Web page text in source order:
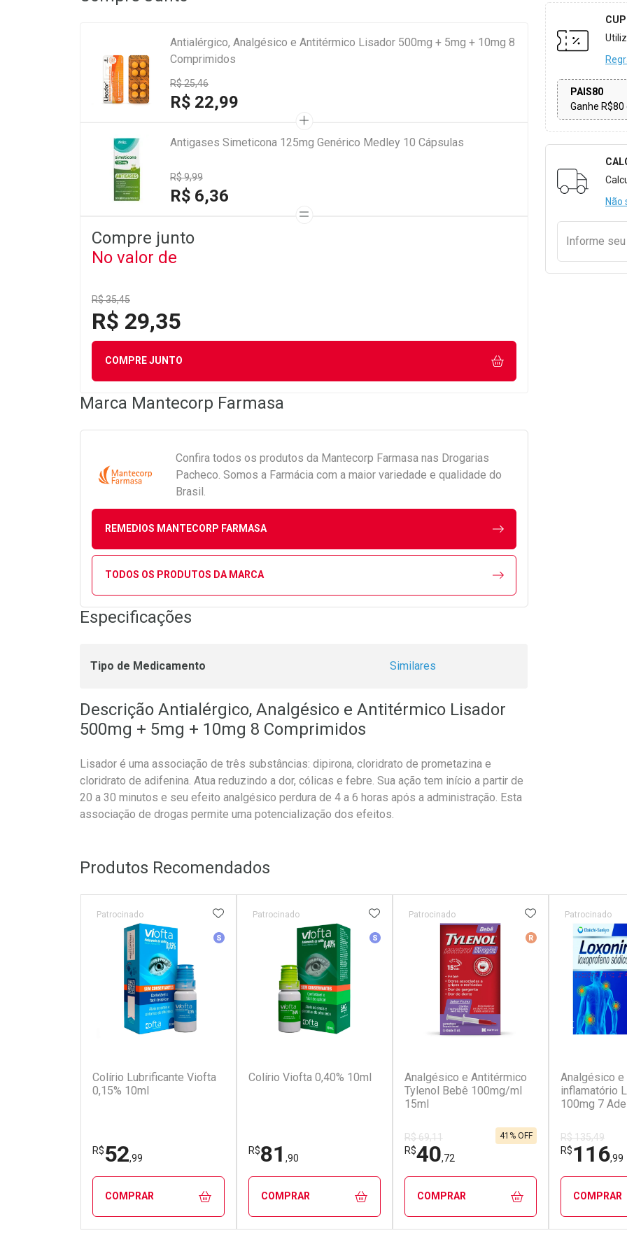
PAIS80
Ganhe
Não
Informe seu
Antialérgico, Analgésico e Antitérmico Lisador 500mg + 5mg + 10mg 8
Comprimidos
R$ 25,46
R$ 22,99
Antigases Simeticona 125mg Genérico Medley 10 Cápsulas
R$ 9,99
R$ 6,36
Compre junto
No valor de
R$ 35,45
R$ 29,35
COMPRE JUNTO
Marca Mantecorp Farmasa
Confira todos os produtos da Mantecorp Farmasa nas Drogarias
Pacheco. Somos a Farmácia com a maior variedade e qualidade do
Brasil.
REMEDIOS MANTECORP FARMASA
TODOS OS PRODUTOS DA MARCA
Especificações
Tipo de Medicamento Similares
Descrição Antialérgico, Analgésico e Antitérmico Lisador
500mg + 5mg + 10mg 8 Comprimidos
Lisador é uma associação de três substâncias: dipirona, cloridrato de prometazina e
cloridrato de adifenina. Atua reduzindo a dor, cólicas e febre. Sua ação tem início a partir de
20 a 30 minutos e seu efeito analgésico perdura de 4 a 6 horas após a administração. Esta
associação de drogas permite uma potencialização dos efeitos.
Produtos Recomendados
Colírio Lubrificante Viofta
0,15% 10ml
Medicamento Similar
Patrocinado
R$52,99
ADICIONAR AOS FAVORITOS
COMPRAR
Colírio Viofta 0,40% 10ml
Medicamento Similar
Patrocinado
R$81 ,90
ADICIONAR AOS FAVORITOS
COMPRAR
Analgésico e Antitérmico
Tylenol Bebê 100mg/ml
15ml
Medicamento De
Patrocinado
R$ 69,11
R$40,72
41% OFF
ADICIONAR AOS
COMPRAR
Analgésico e
inflamatório
100mg 7
Patrocinado
R$ 135,49
R$116,99
COMPRAR